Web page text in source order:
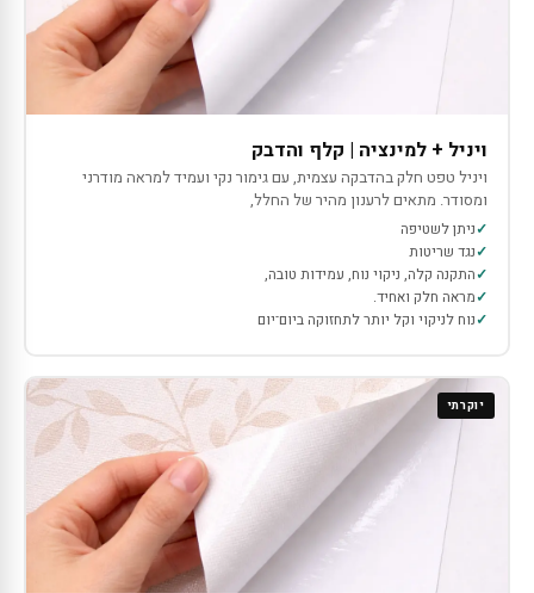
ויניל + למינציה | קלף והדבק
ויניל טפט חלק בהדבקה עצמית, עם גימור נקי ועמיד למראה מודרני
ומסודר. מתאים לרענון מהיר של החלל,
ניתן לשטיפה
נגד שריטות
התקנה קלה, ניקוי נוח, עמידות טובה,
מראה חלק ואחיד.
נוח לניקוי וקל יותר לתחזוקה ביום־יום
יוקרתי